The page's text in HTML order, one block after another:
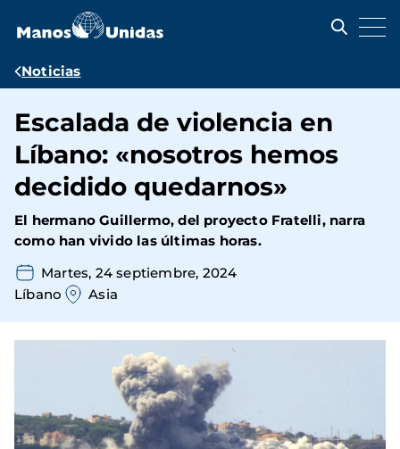
contenido
Ruta
navegación
Noticias
Escalada de violencia en
Líbano: «nosotros hemos
decidido quedarnos»
El hermano Guillermo, del proyecto Fratelli, narra
como han vivido las últimas horas.
Martes, 24 septiembre, 2024
Líbano
Asia